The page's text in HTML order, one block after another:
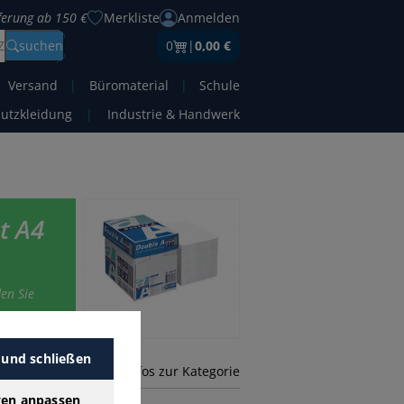
ab 150 € Merkliste
Anmelden
suchen 0 |0,00 €
Versand | Büromaterial |
Schule
| Industrie & Handwerk
A4
Sie
mehr Infos zur Kategorie
schließen
anpassen